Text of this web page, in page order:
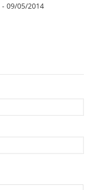
- 09/05/2014